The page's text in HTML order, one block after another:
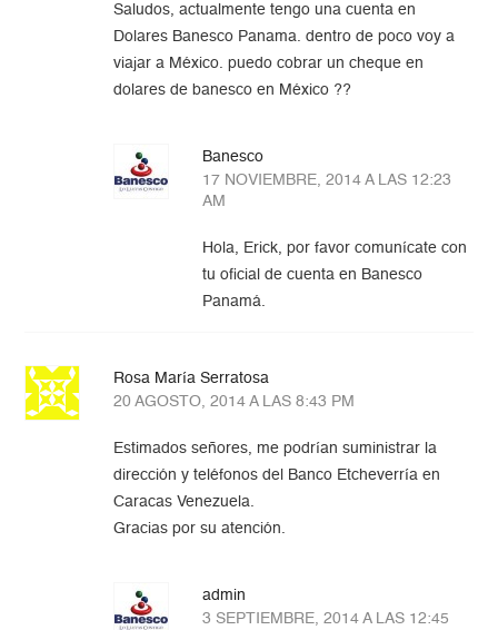
Saludos, actualmente tengo una cuenta en
Dolares Banesco Panama. dentro de poco voy a
viajar a México. puedo cobrar un cheque en
dolares de banesco en México ??
Banesco
17 NOVIEMBRE, 2014 A LAS 12:23
AM
Hola, Erick, por favor comunícate con
tu oficial de cuenta en Banesco
Panamá.
Rosa María Serratosa
20 AGOSTO, 2014 A LAS 8:43 PM
Estimados señores, me podrían suministrar la
dirección y teléfonos del Banco Etcheverría en
Caracas Venezuela.
Gracias por su atención.
admin
3 SEPTIEMBRE, 2014 A LAS 12:45